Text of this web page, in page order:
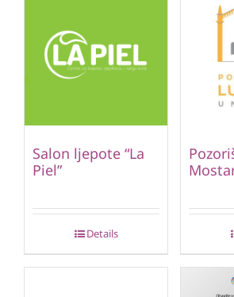
Salon ljepote “La
Piel”
Details